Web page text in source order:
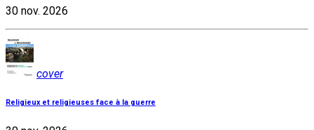
30 nov. 2026
cover
Religieux et religieuses face à la guerre